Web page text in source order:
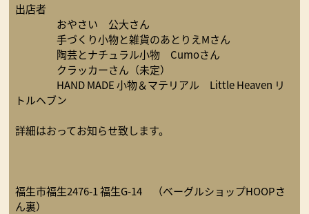
出店者
おやさい 公大さん
手づくり小物と雑貨のあとりえMさん
陶芸とナチュラル小物 Cumoさん
クラッカーさん（未定）
HAND MADE 小物＆マテリアル Little Heaven リ
トルヘブン
詳細はおってお知らせ致します。
福生市福生2476-1 福生G-14 （ベーグルショップHOOPさ
ん裏）